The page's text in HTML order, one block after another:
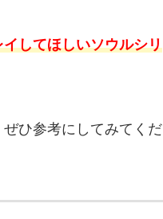
してほしいソウルシリ
ひ参考にしてみてくだ